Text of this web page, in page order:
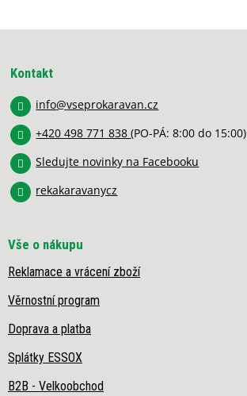
c
v
p
Kontakt
info@vseprokaravan.cz
+420 498 771 838(PO-PÁ: 8:00 do 15:00)
Sledujte novinky na Facebooku
rekakaravanycz
Vše o nákupu
Reklamace a vrácení zboží
Věrnostní program
Doprava a platba
Splátky ESSOX
B2B - Velkoobchod